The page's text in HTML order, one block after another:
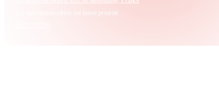
La satisfaction client est notre priorité